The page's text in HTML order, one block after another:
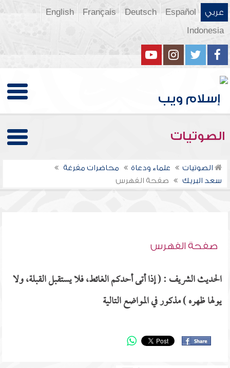
عربي Español
Deutsch
Français
English
Indonesia
الصوتيات
الصوتيات علماء ودعاة
محاضرات مفرغة
سعد البريك
صفحة الفهرس
صفحة الفهرس
الحديث الشريف : ( إذا أتى أحدكم الغائط، فلا يستقبل القبلة، ولا
يولها ظهره ) مذكور في المواضع التالية